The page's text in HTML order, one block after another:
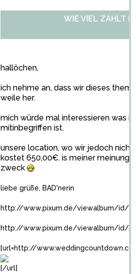
WIE VIEL ZAHLT
hallöchen,
ich nehme an, dass wir dieses
weile her.
mich würde mal interessieren was
mitinbegriffen ist.
unsere location, wo wir jedoch nich
kostet 650,00€. is meiner meinung
zweck
liebe grüße, BAD'nerin
http://www.pixum.de/viewalbum/id/
http://www.pixum.de/viewalbum/id/
[url=http://
[/url]